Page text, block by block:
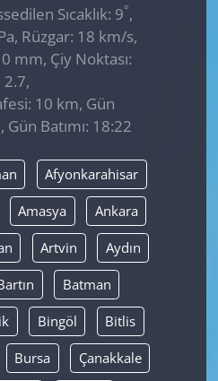
Sıcaklık: 9°,
Rüzgar: 18 km/s,
mm, Çiy Noktası:
2.7,
10 km, Gün
Batımı: 18:22
Afyonkarahisar
Amasya Ankara
Artvin Aydın
Batman
Bingöl Bitlis
Bursa Çanakkale